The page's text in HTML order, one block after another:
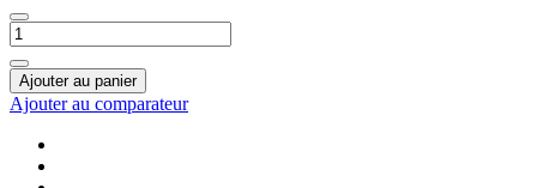
Ajouter au panier
Ajouter au comparateur